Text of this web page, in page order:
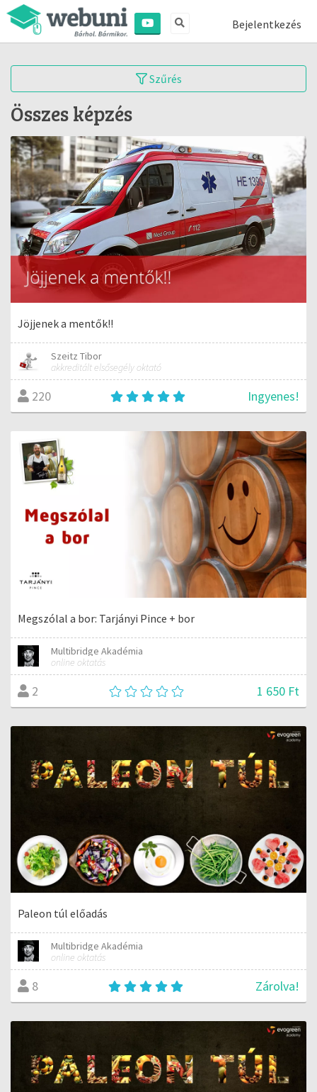
Bejelentkezés
Szűrés
Összes képzés
Jöjjenek a mentők!!
Szeitz Tibor
akkreditált elsősegély oktató
220 Ingyenes!
Megszólal a bor: Tarjányi Pince + bor
Multibridge Akadémia
online oktatás
2 1 650 Ft
Paleon túl előadás
Multibridge Akadémia
online oktatás
8 Zárolva!